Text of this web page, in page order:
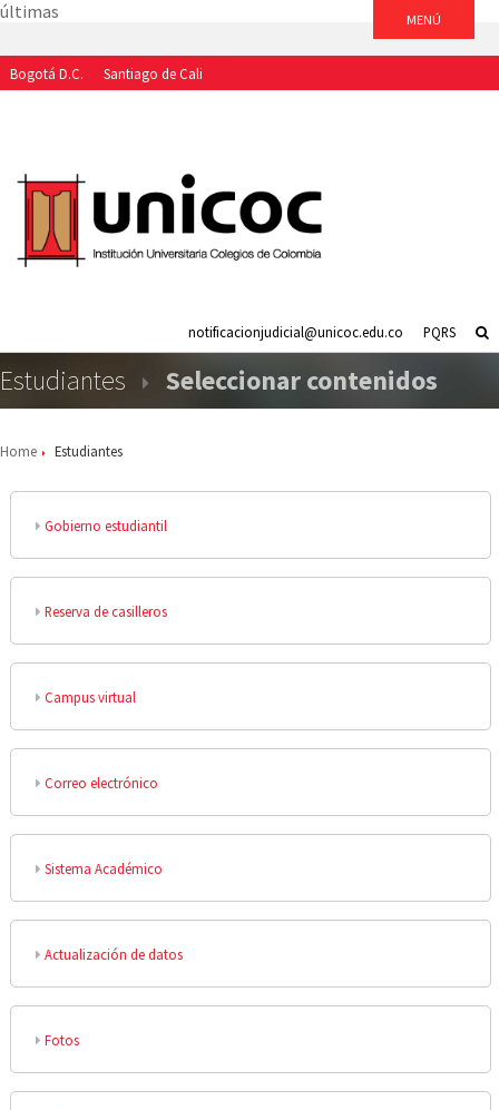
últimas
Bogotá D.C.
Santiago de Cali
PQRS
notificacionjudicial@unicoc.edu.co
Estudiantes Seleccionar contenidos
Home Estudiantes
Gobierno estudiantil
Reserva de casilleros
Campus virtual
Correo electrónico
Sistema Académico
Actualización de datos
Fotos